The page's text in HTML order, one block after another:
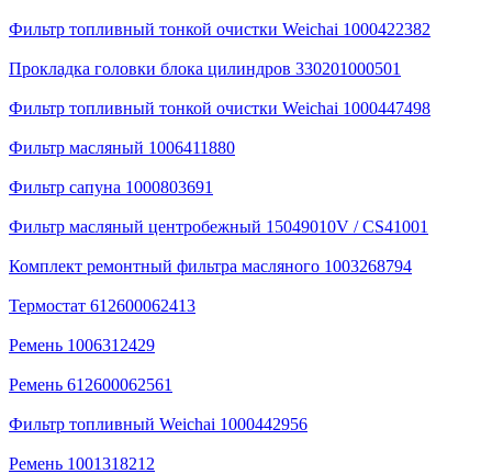
Фильтр топливный тонкой очистки Weichai 1000422382
Прокладка головки блока цилиндров 330201000501
Фильтр топливный тонкой очистки Weichai 1000447498
Фильтр масляный 1006411880
Фильтр сапуна 1000803691
Фильтр масляный центробежный 15049010V / CS41001
Комплект ремонтный фильтра масляного 1003268794
Термостат 612600062413
Ремень 1006312429
Ремень 612600062561
Фильтр топливный Weichai 1000442956
Ремень 1001318212